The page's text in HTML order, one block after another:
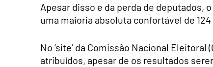
Apesar disso e da perda de deputados,
uma maioria absoluta confortável de
No ‘site’ da Comissão Nacional
atribuídos, apesar de os resultados